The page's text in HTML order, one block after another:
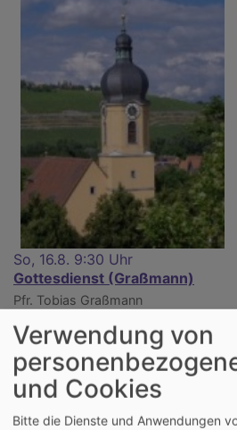
So, 16.8. 9:30 Uhr
Gottesdienst (Graßmann)
Pfr. Tobias Graßmann
Verwendung von
und Cookies
Bitte die Dienste und Anwendungen